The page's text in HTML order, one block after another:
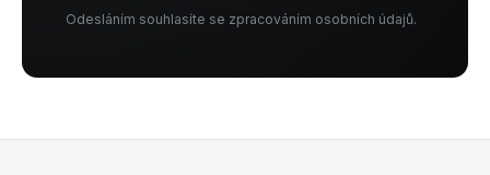
Odesláním souhlasíte se zpracováním osobních údajů.